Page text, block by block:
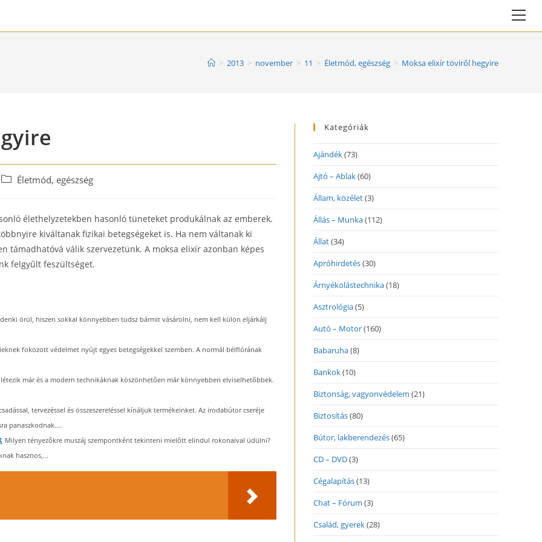
> 2013 > november > 11 > Életmód, egészség > Moksa elixír töviről hegyire
Post Életmód, egészség
élethelyzetekben hasonló tüneteket produkálnak az emberek.
kiváltanak fizikai betegségeket is. Ha nem váltanak ki
támadhatóvá válik szervezetünk. A moksa elixír azonban képes
felgyűlt feszültséget.
örül, hiszen sokkal könnyebben tudsz bármit vásárolni, nem kell külön eljárkálj
fokozott védelmet nyújt egyes betegségekkel szemben. A normál bélflórának
már és a modern technikáknak köszönhetően már könnyebben elviselhetőbbek.
tervezéssel és összeszereléssel kínáljuk termékeinket. Az irodabútor cseréje
panaszkodnak....
Milyen tényezőkre muszáj szempontként tekinteni mielőtt elindul rokonaival üdülni?
hasznos,...
Kategóriák
Ajándék(73)
Ajtó – Ablak(60)
Állam, közélet(3)
Állás – Munka(112)
Állat(34)
Apróhirdetés(30)
Árnyékolástechnika(18)
Asztrológia(5)
Autó – Motor(160)
Babaruha(8)
Bankok(10)
Biztonság, vagyonvédelem (21)
Biztosítás(80)
Bútor, lakberendezés(65)
CD – DVD(3)
Cégalapítás(13)
Chat – Fórum (3)
Család, gyerek(28)